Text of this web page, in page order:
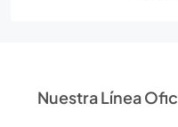
Nuestra Línea